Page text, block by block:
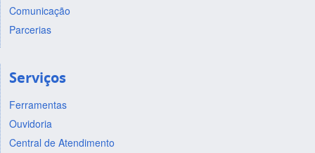
Comunicação
Parcerias
Serviços
Ferramentas
Ouvidoria
Central de Atendimento